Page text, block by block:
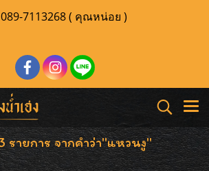
089-7113268 ( คุณหน่อย )
ายการ จากคำว่า"แหวนงู"